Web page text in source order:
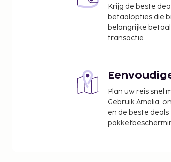
Krijg de beste
betaalopties die
belangrijke
transactie.
Plan uw reis snel
Gebruik Amelia,
en de beste